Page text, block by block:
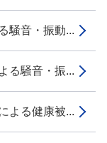
騒音・振動...
る騒音・振...
よる健康被...